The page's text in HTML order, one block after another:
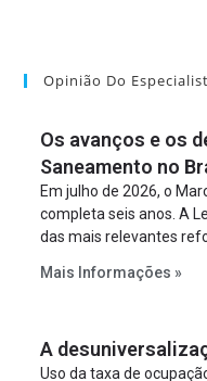
Opinião Do
Os avanços e os
Saneamento no
Em julho de 2026, o
completa seis anos. A
das mais relevantes
serviços, ampliar a
à segurança jurídica
Mais Informações »
A
Uso da taxa de